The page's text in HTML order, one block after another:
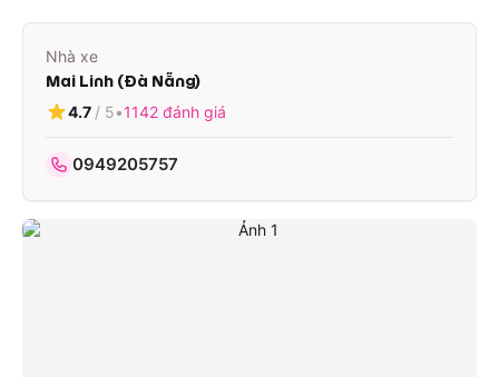
Nhà xe
Mai Linh (Đà Nẵng)
4.7 / 5•1142 đánh giá
0949205757